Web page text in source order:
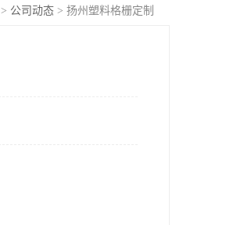
> 公司动态 > 扬州塑料格栅定制